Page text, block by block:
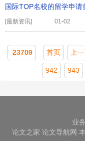
[最新资讯]
国际TOP名校的留学申请
01-02
23709 首页 上
942 943
业
论文之家 论文导航网